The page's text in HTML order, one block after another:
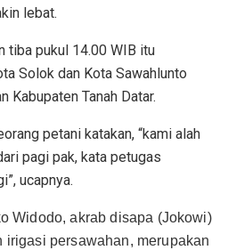
lebat.
tiba pukul 14.00 WIB itu
Solok dan Kota Sawahlunto
Kabupaten Tanah Datar.
petani katakan, “kami alah
pagi pak, kata petugas
ucapnya.
Widodo, akrab disapa (Jokowi)
irigasi persawahan, merupakan